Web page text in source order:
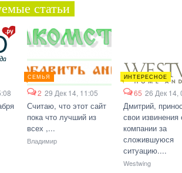
статьи
СЕМЬЯ
2 29 Дек 14, 11:05
Считаю, что этот сайт
пока что лучший из
всех ,...
Владимир
ИНТЕРЕСНОЕ
65 26 Дек 14,
Дмитрий,
свои извинения
компании за
сложившуюся
ситуацию....
Westwing